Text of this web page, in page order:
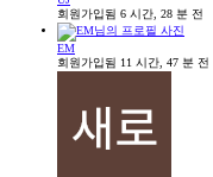
회원가입됨 6 시간, 28 분 전
EM
회원가입됨 11 시간, 47 분 전